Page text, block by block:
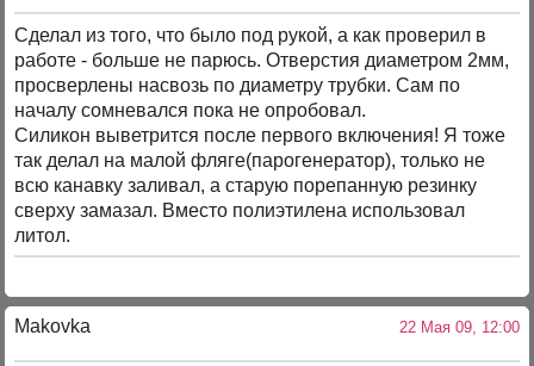
Сделал из того, что было под рукой, а как проверил в
работе - больше не парюсь. Отверстия диаметром 2мм,
просверлены насвозь по диаметру трубки. Сам по
началу сомневался пока не опробовал.
Силикон выветрится после первого включения! Я тоже
так делал на малой фляге(парогенератор), только не
всю канавку заливал, а старую порепанную резинку
сверху замазал. Вместо полиэтилена использовал
литол.
Makovka 22 Мая 09, 12:00